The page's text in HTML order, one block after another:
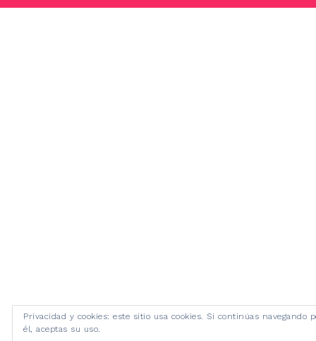
Privacidad y cookies: este sitio usa cookies. Si continúas navegando
él, aceptas su uso.